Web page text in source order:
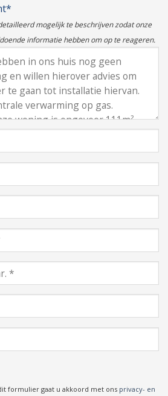
mogelijk te beschrijven zodat onze
informatie hebben om op te reageren.
formulier gaat u akkoord met ons privacy- en